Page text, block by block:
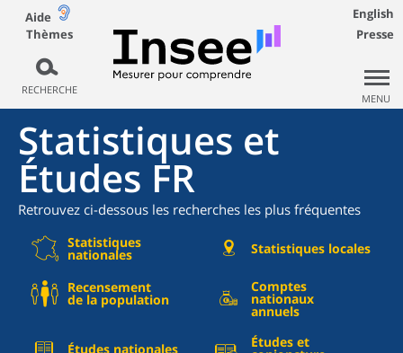
Aide
Thèmes
RECHERCHE
English
Presse
MENU
Statistiques et
Études FR
Retrouvez ci-dessous les recherches les plus fréquentes
Statistiques
nationales Statistiques locales
Recensement
de la population
Comptes
nationaux
annuels
Études nationales Études et